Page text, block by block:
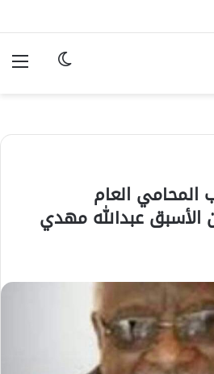
الوضع
المحامي العام
الأسبق عبدالله مهدي